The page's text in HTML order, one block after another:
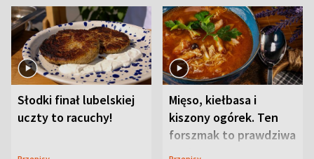
Słodki finał lubelskiej
uczty to racuchy!
Mięso, kiełbasa i
kiszony ogórek. Ten
forszmak to prawdziwa
uczta